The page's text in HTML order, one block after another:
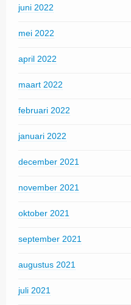
juni 2022
mei 2022
april 2022
maart 2022
februari 2022
januari 2022
december 2021
november 2021
oktober 2021
september 2021
augustus 2021
juli 2021